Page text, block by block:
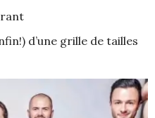
d’une grille de tailles